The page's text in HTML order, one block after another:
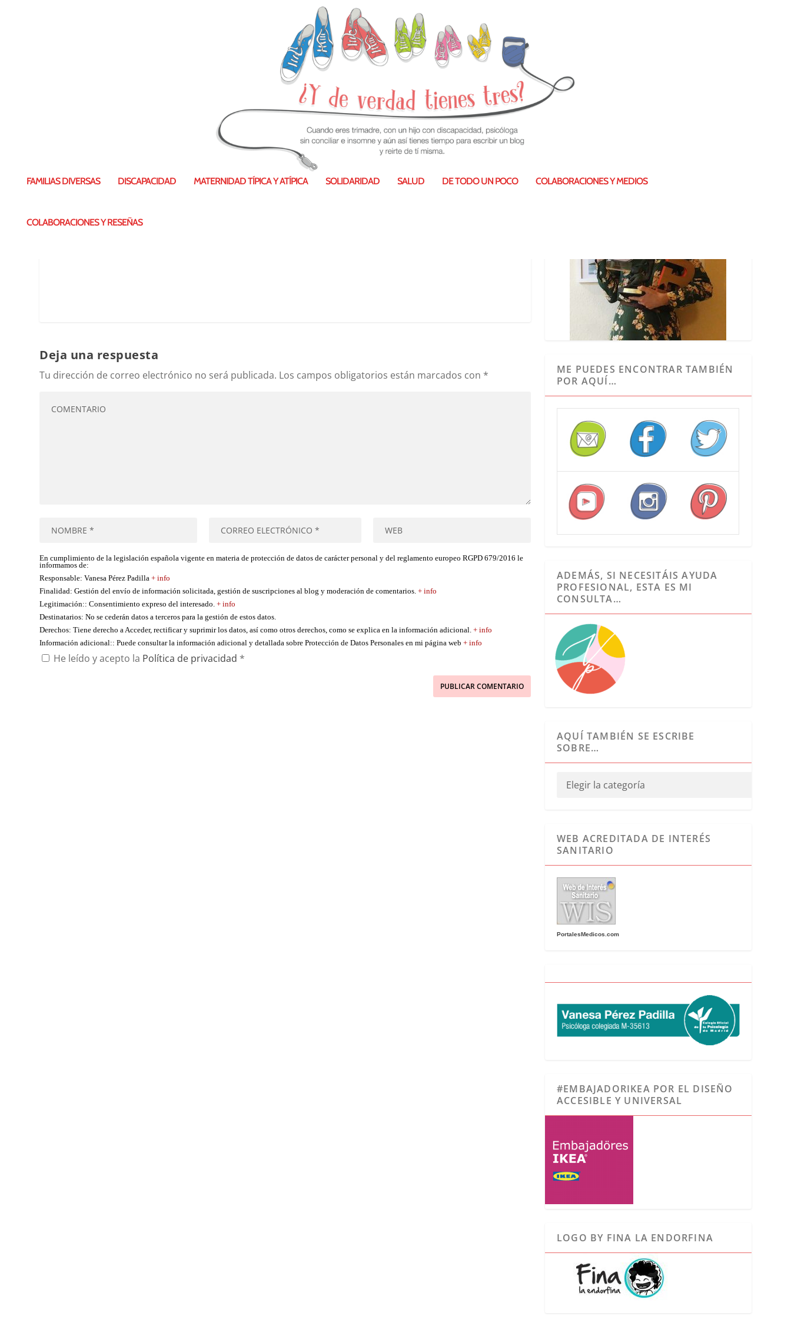
FAMILIAS DIVERSAS DISCAPACIDAD MATERNIDAD TÍPICA Y ATÍPICA SOLIDARIDAD SALUD DE TODO UN POCO COLABORACIONES Y MEDIOS
COLABORACIONES Y RESEÑAS
Deja una respuesta
Tu dirección de correo electrónico no será publicada. Los campos obligatorios están marcados con *
En cumplimiento de la legislación española vigente en materia de protección de datos de carácter personal y del reglamento europeo RGPD 679/2016 le
informamos de:
Responsable: Vanesa Pérez Padilla+ info
Finalidad: Gestión del envío de información solicitada, gestión de suscripciones al blog y moderación de comentarios.+ info
Legitimación:: Consentimiento expreso del interesado.+ info
Destinatarios: No se cederán datos a terceros para la gestión de estos datos.
Derechos: Tiene derecho a Acceder, rectificar y suprimir los datos, así como otros derechos, como se explica en la información adicional.+ info
Información adicional:: Puede consultar la información adicional y detallada sobre Protección de Datos Personales en mi página web+ info
He leído y acepto la Política de privacidad *
ME PUEDES ENCONTRAR TAMBIÉN
POR AQUÍ…
ADEMÁS, SI NECESITÁIS AYUDA
PROFESIONAL, ESTA ES MI
CONSULTA…
AQUÍ TAMBIÉN SE ESCRIBE
SOBRE…
WEB ACREDITADA DE INTERÉS
SANITARIO
PortalesMedicos.com
#EMBAJADORIKEA POR EL DISEÑO
ACCESIBLE Y UNIVERSAL
LOGO BY FINA LA ENDORFINA